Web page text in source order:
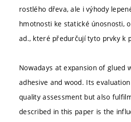
rostlého dřeva, ale i výhody
hmotnosti ke statické únosnosti,
ad., které předurčují tyto prvky k
Nowadays at expansion of glued
adhesive and wood. Its
quality assessment but also
described in this paper is the